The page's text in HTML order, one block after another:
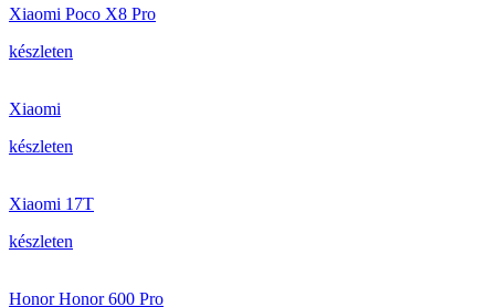
Xiaomi Poco X8 Pro
készleten
Xiaomi
készleten
Xiaomi 17T
készleten
Honor Honor 600 Pro